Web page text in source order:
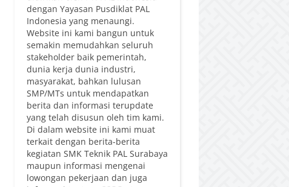
dengan Yayasan Pusdiklat PAL
Indonesia yang menaungi.
Website ini kami bangun untuk
semakin memudahkan seluruh
stakeholder baik pemerintah,
dunia kerja dunia industri,
masyarakat, bahkan lulusan
SMP/MTs untuk mendapatkan
berita dan informasi terupdate
yang telah disusun oleh tim kami.
Di dalam website ini kami muat
terkait dengan berita-berita
kegiatan SMK Teknik PAL Surabaya
maupun informasi mengenai
lowongan pekerjaan dan juga